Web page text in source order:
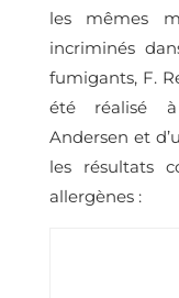
les mêmes
incriminés
fumigants, F.
été réalisé à
Andersen et
les résultats
allergènes :